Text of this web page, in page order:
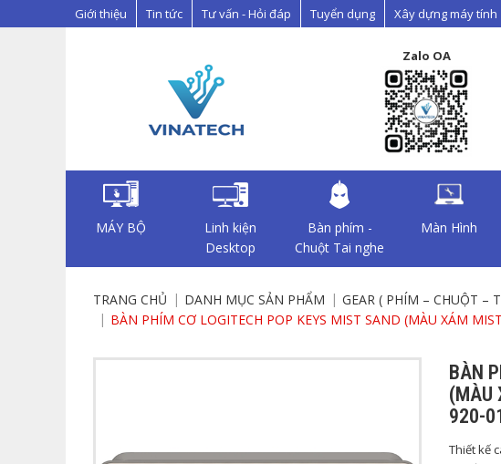
Giới thiệu Tin tức Tư vấn - Hỏi đáp Tuyển dụng Xây dựng máy tính
Zalo OA
MÁY BỘ
Linh kiện
Desktop
Bàn phím -
Chuột Tai nghe
Màn Hình
TRANG CHỦ DANH MỤC SẢN PHẨM GEAR ( PHÍM – CHUỘT –
BÀN PHÍM CƠ LOGITECH POP KEYS MIST SAND (MÀU XÁM
BÀN
(MÀU
920-
Thiết kế